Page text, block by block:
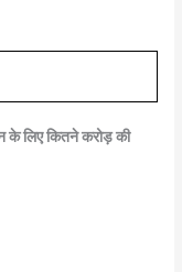
के लिए कितने करोड़ की